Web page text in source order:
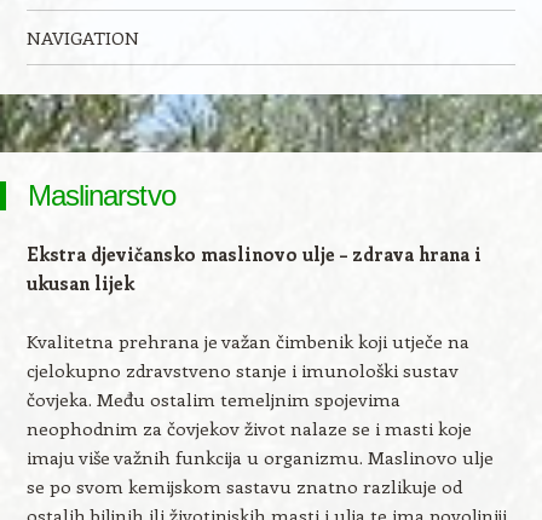
NAVIGATION
Maslinarstvo
Ekstra djevičansko maslinovo ulje – zdrava hrana i
ukusan lijek
Kvalitetna prehrana je važan čimbenik koji utječe na
cjelokupno zdravstveno stanje i imunološki sustav
čovjeka. Među ostalim temeljnim spojevima
neophodnim za čovjekov život nalaze se i masti koje
imaju više važnih funkcija u organizmu. Maslinovo ulje
se po svom kemijskom sastavu znatno razlikuje od